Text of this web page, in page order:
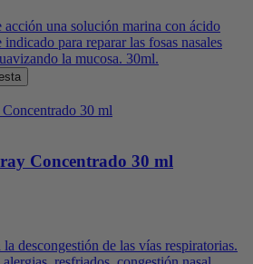
una solución marina con ácido
para reparar las fosas nasales
la mucosa. 30ml.
Concentrado 30 ml
descongestión de las vías respiratorias.